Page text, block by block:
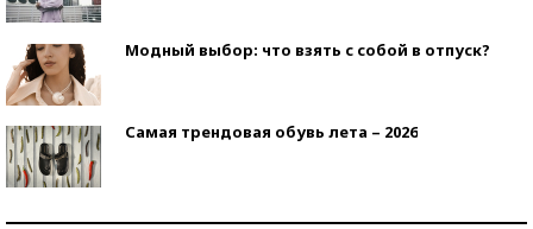
Модный выбор: что взять с собой в отпуск?
Самая трендовая обувь лета – 2026